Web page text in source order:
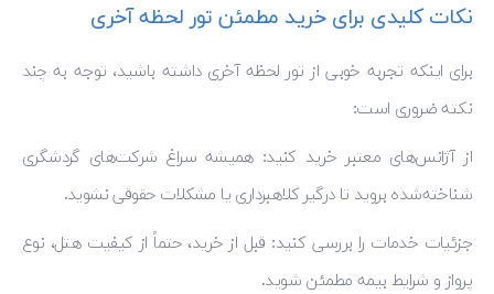
نکات کلیدی برای خرید مطمئن تور لحظه آخری
برای اینکه تجربه خوبی از تور لحظه آخری داشته باشید، توجه به چند
نکته ضروری است:
از آژانس‌های معتبر خرید کنید: همیشه سراغ شرکت‌های گردشگری
شناخته‌شده بروید تا درگیر کلاهبرداری یا مشکلات حقوقی نشوید.
جزئیات خدمات را بررسی کنید: قبل از خرید، حتماً از کیفیت هتل، نوع
پرواز و شرایط بیمه مطمئن شوید.